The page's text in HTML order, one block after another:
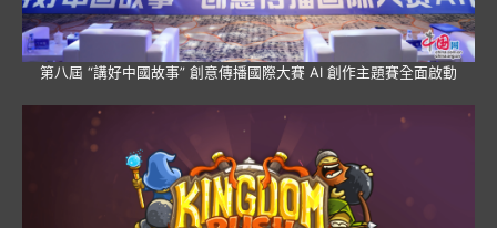
第八屆 “講好中國故事” 創意傳播國際大賽 AI 創作主題賽全面啟動